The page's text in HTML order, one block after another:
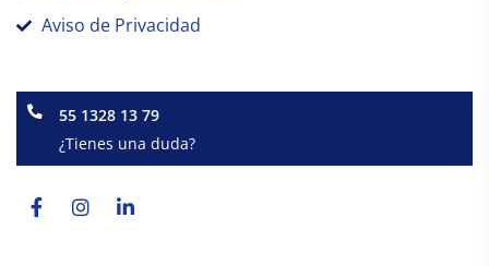
Aviso de Privacidad
55 1328 13 79
¿Tienes una duda?
f